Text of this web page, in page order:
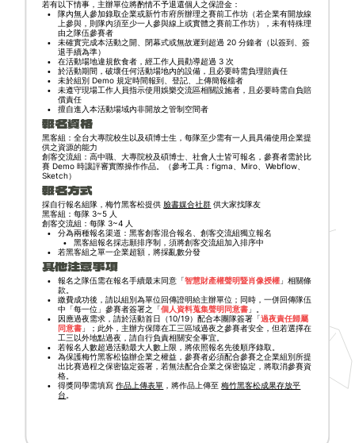
若有以下情事，主辦單位將酌情不予退還個人之保證金：
隊內無人參加錄取企業或新竹市府所辦理之賽前工作坊（若企業有開放線
上參與，則隊內須至少一人參與線上或實體之賽前工作坊），未有特殊理
由之隊伍參賽者
未確實完成本活動之開、閉幕式或無故遲到超過 20 分鐘者（以簽到、簽
退手續為準）
在活動場地違規飲食者，經工作人員勸導超過 3 次
於活動期間，破壞任何活動場地內的設備，且必要時需負理賠責任
未於組別 Demo 規定時間報到、登記、上傳簡報檔者
未遵守現場工作人員指示使用娛樂交流區相關設施者，且必要時需自負賠
償責任
擅自進入本活動場域內非開放之管制空間者
報名資格
黑客組：全台大專院校生以及碩博士生，每隊至少需有一人員具備使用企業提
供之資源的能力
創客交流組：高中職、大專院校及碩博士、社會人士皆可報名，參賽者需於比
賽 Demo 時讓評審實際操作作品。（參考工具：figma、Miro、Webflow、
Sketch）
報名方式
採自行報名組隊，梅竹黑客松提供 臉書媒合社群 供大家找隊友
黑客組：每隊 3~5 人
創客交流組：每隊 3~4 人
分為兩種報名渠道：黑客創客混合報名、創客交流組獨立報名
黑客組報名採志願排序制，須將創客交流組加入排序中
若黑客組之單一企業超額，將採亂數分發
其他注意事項
報名之隊伍需在報名手續最末同意「智慧財產權聲明暨肖像授權 」相關條
款。
繳費成功後，請以組別為單位回傳證明給主辦單位；同時，一併回傳隊伍
中「每一位」參賽者簽署之「個人資料蒐集聲明同意書 」。
因應過夜需求，請於活動首日（10/19）配合本團隊簽署「過夜責任歸屬
同意書 」；此外，主辦方保障在工三區域過夜之參賽者安全，但若選擇在
工三以外地點過夜，請自行負責相關安全事宜。
若報名人數超過活動最大人數上限，將依照報名先後順序錄取。
為保護梅竹黑客松協辦企業之權益，參賽者必須配合參賽之企業組別所提
出比賽過程之保密協定簽署，若無法配合企業之保密協定，將取消參賽資
格。
得獎同學需填寫作品上傳表單 ，將作品上傳至梅竹黑客松成果存放平
台